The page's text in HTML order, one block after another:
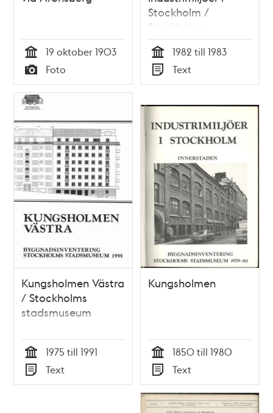
Tid
19 oktober 1903
Typ
Foto
Stockholm /
Stockholms
stadsmuseum
Tid
1982 till 1983
Typ
Text
Kungsholmen Västra
/ Stockholms
stadsmuseum
Tid
1975 till 1991
Typ
Text
Kungsholmen
Tid
1850 till 1980
Typ
Text